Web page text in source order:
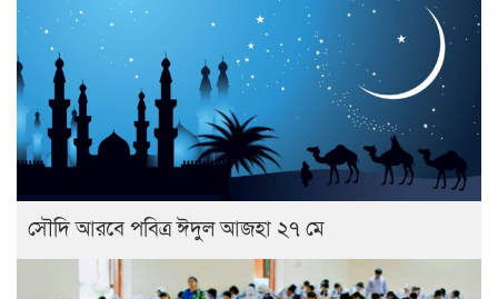
সৌদি আরবে পবিত্র ঈদুল আজহা ২৭ মে